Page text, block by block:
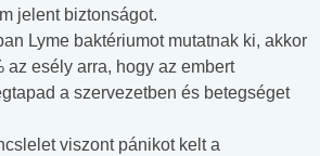
jelent biztonságot.
Lyme baktériumot mutatnak ki, akkor
az esély arra, hogy az embert
a szervezetben és betegséget
viszont pánikot kelt a